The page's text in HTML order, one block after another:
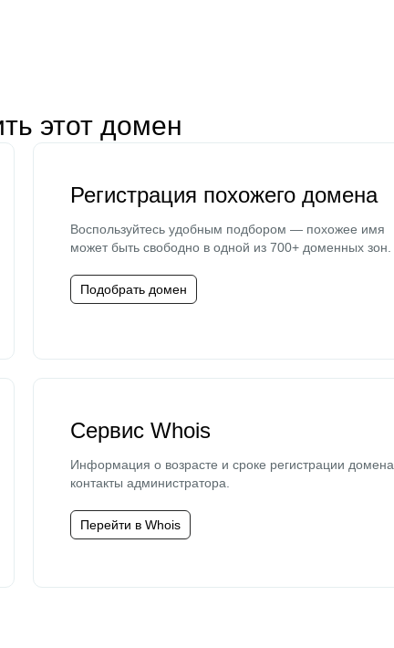
этот домен
Регистрация похожего домена
Воспользуйтесь удобным подбором — похожее имя
может быть свободно в одной из 700+ доменных зон.
Подобрать домен
Сервис Whois
Информация о возрасте и сроке регистрации домена,
контакты администратора.
Перейти в Whois